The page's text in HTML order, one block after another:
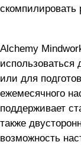
скомпилировать
Alchemy
использоваться
или для
ежемесячного
поддерживает
также
возможность